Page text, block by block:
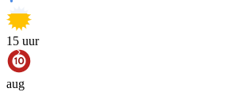
15 uur
aug